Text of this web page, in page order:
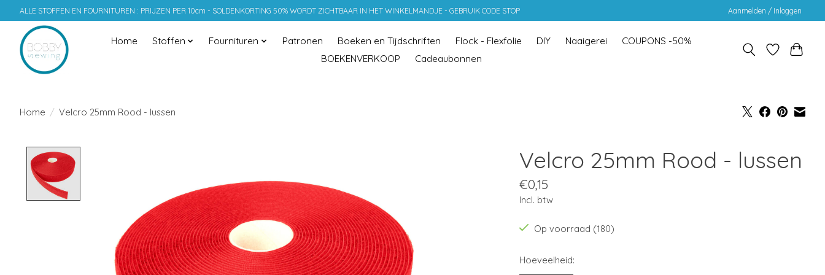
ALLE STOFFEN EN FOURNITUREN : PRIJZEN PER 10cm - SOLDENKORTING 50% WORDT ZICHTBAAR IN HET WINKELMANDJE - GEBRUIK CODE STOP Aanmelden / Inloggen
Home Stoffen Fournituren Patronen Boeken en Tijdschriften Flock - Flexfolie DIY Naaigerei
COUPONS -50%
BOEKENVERKOOP
Cadeaubonnen
Home / Velcro 25mm Rood - lussen
Velcro 25mm Rood - lussen
€0,15
Incl. btw
Op voorraad (180)
Hoeveelheid: